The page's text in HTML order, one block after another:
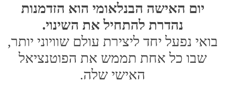
יום האישה הבנלאומי הוא הזדמנות
נהדרת להתחיל את השינוי.
בואי נפעל יחד ליצירת עולם שוויוני יותר,
שבו כל אחת תממש את הפוטנציאל
האישי שלה.